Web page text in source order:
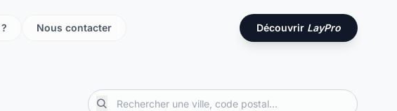
Nous contacter Découvrir LayPro